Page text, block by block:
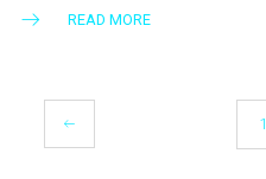
READ MORE
POSTS
NAVIGATION
1